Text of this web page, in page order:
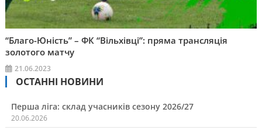
“Благо-Юність” – ФК “Вільхівці”: пряма трансляція
золотого матчу
21.06.2023
ОСТАННІ НОВИНИ
Перша ліга: склад учасників сезону 2026/27
20.06.2026